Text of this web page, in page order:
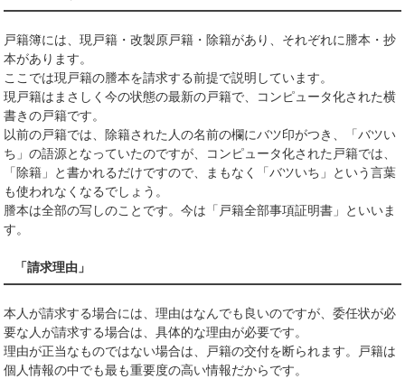
戸籍簿には、現戸籍・改製原戸籍・除籍があり、それぞれに謄本・抄
本があります。
ここでは現戸籍の謄本を請求する前提で説明しています。
現戸籍はまさしく今の状態の最新の戸籍で、コンピュータ化された横
書きの戸籍です。
以前の戸籍では、除籍された人の名前の欄にバツ印がつき、「バツい
ち」の語源となっていたのですが、コンピュータ化された戸籍では、
「除籍」と書かれるだけですので、まもなく「バツいち」という言葉
も使われなくなるでしょう。
謄本は全部の写しのことです。今は「戸籍全部事項証明書」といいま
す。
「請求理由」
本人が請求する場合には、理由はなんでも良いのですが、委任状が必
要な人が請求する場合は、具体的な理由が必要です。
理由が正当なものではない場合は、戸籍の交付を断られます。戸籍は
個人情報の中でも最も重要度の高い情報だからです。